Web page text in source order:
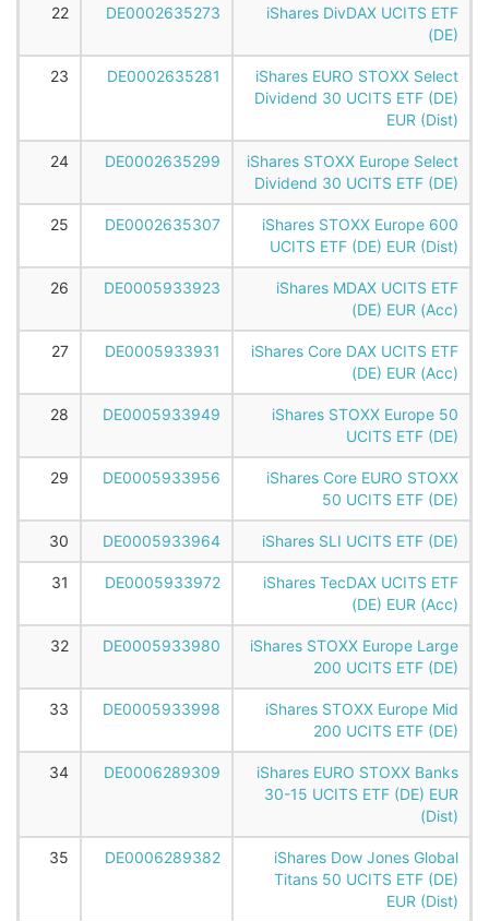
22 DE0002635273
iShares DivDAX UCITS ETF
(DE)
23 DE0002635281
iShares EURO STOXX Select
Dividend 30 UCITS ETF (DE)
EUR (Dist)
24 DE0002635299
iShares STOXX Europe Select
Dividend 30 UCITS ETF (DE)
25 DE0002635307
iShares STOXX Europe 600
UCITS ETF (DE) EUR (Dist)
26 DE0005933923
iShares MDAX UCITS ETF
(DE) EUR (Acc)
27 DE0005933931
iShares Core DAX UCITS ETF
(DE) EUR (Acc)
28 DE0005933949
iShares STOXX Europe 50
UCITS ETF (DE)
29 DE0005933956
iShares Core EURO STOXX
50 UCITS ETF (DE)
30 DE0005933964 iShares SLI UCITS ETF (DE)
31 DE0005933972
iShares TecDAX UCITS ETF
(DE) EUR (Acc)
32 DE0005933980
iShares STOXX Europe Large
200 UCITS ETF (DE)
33 DE0005933998
iShares STOXX Europe Mid
200 UCITS ETF (DE)
34 DE0006289309
iShares EURO STOXX Banks
30-15 UCITS ETF (DE) EUR
(Dist)
35 DE0006289382
iShares Dow Jones Global
Titans 50 UCITS ETF (DE)
EUR (Dist)